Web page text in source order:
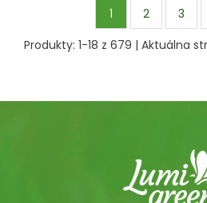
1 2 3
Produkty: 1-18 z 679 | Aktuálna